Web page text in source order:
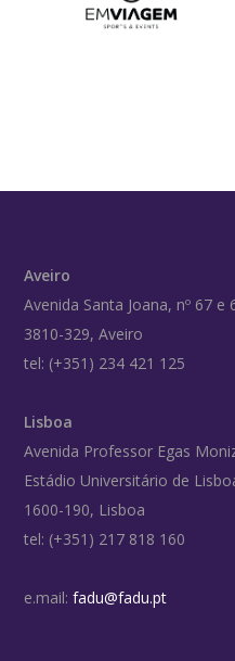
Aveiro
Avenida Santa Joana, nº 67 e
3810-329, Aveiro
tel: (+351) 234 421 125
Lisboa
Avenida Professor Egas
Estádio Universitário de
1600-190, Lisboa
tel: (+351) 217 818 160
e.mail: fadu@fadu.pt